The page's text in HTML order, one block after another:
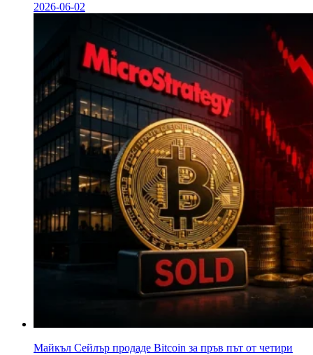
2026-06-02
Майкъл Сейлър продаде Bitcoin за пръв път от четири